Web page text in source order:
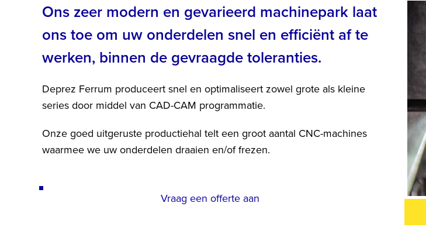
Ons zeer modern en gevarieerd machinepark laat
ons toe om uw onderdelen snel en efficiënt af te
werken, binnen de gevraagde toleranties.
Deprez Ferrum produceert snel en optimaliseert zowel grote als kleine
series door middel van CAD-CAM programmatie.
Onze goed uitgeruste productiehal telt een groot aantal CNC-machines
waarmee we uw onderdelen draaien en/of frezen.
Vraag een offerte aan